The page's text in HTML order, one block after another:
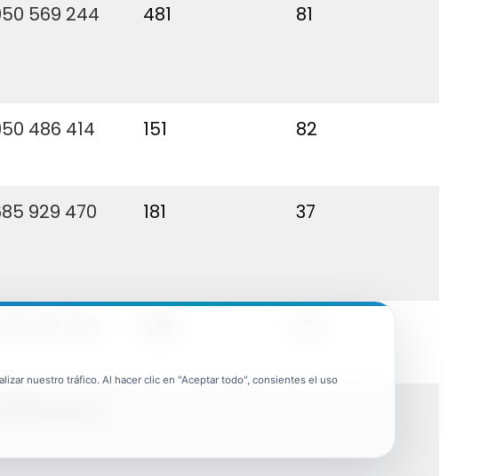
569 244 481 81
486 414 151 82
929 470 181 37
nuestro tráfico. Al hacer clic en "Aceptar todo", consientes el uso